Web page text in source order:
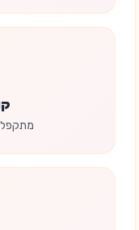
מתקפל